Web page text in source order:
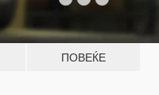
ПОВЕЌЕ